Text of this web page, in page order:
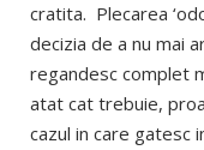
cratita. Plecarea
decizia de a nu mai
regandesc complet
atat cat trebuie,
cazul in care gatesc